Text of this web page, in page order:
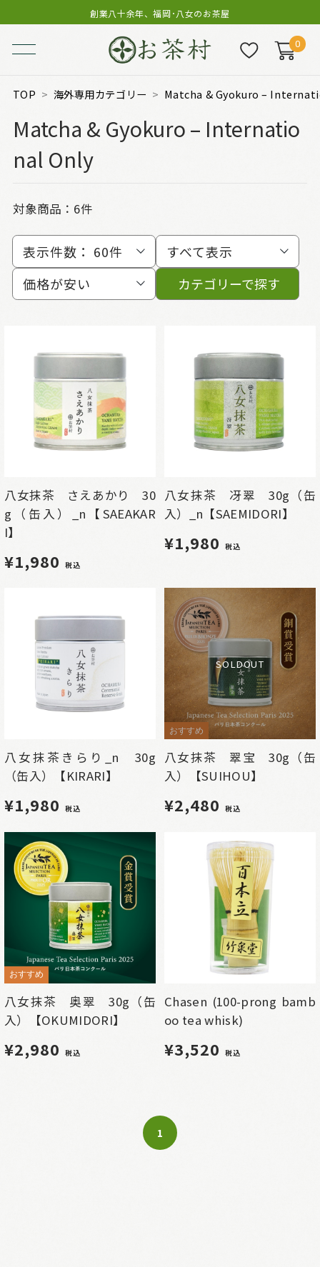
創業八十余年、福岡･八女のお茶屋
0
TOP 海外専用カテゴリー Matcha & Gyokuro –
Matcha & Gyokuro – Internatio
nal Only
対象商品： 6件
表示件数： 60件
すべて表示
価格が安い
カテゴリーで探す
八女抹茶 さえあかり 30
g（缶入）_n【SAEAKAR
I】
¥1,980 税込
八女抹茶 冴翠 30g（缶
入）_n【SAEMIDORI】
¥1,980 税込
八女抹茶きらり_n 30g
（缶入）【KIRARI】
¥1,980 税込
SOLDOUT
おすすめ
八女抹茶 翠宝 30g（缶
入）【SUIHOU】
¥2,480 税込
おすすめ
八女抹茶 奥翠 30g（缶
入）【OKUMIDORI】
¥2,980 税込
Chasen (100-prong bamb
oo tea whisk)
¥3,520 税込
1